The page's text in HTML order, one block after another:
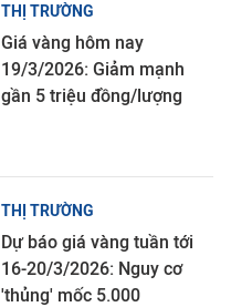
THỊ TRƯỜNG
Giá vàng hôm nay
19/3/2026: Giảm mạnh
gần 5 triệu đồng/lượng
THỊ TRƯỜNG
Dự báo giá vàng tuần tới
16-20/3/2026: Nguy cơ
'thủng' mốc 5.000